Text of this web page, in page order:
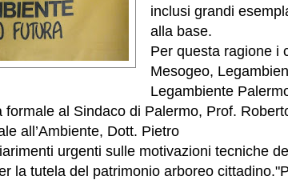
inclusi grandi
alla base.
Per questa ragione i
Mesogeo,
Legambiente
formale al Sindaco di Palermo, Prof.
all’Ambiente, Dott. Pietro
urgenti sulle motivazioni tecniche
la tutela del patrimonio arboreo cittadino.